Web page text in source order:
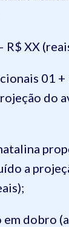
R$ XX
01
do
a
dobro